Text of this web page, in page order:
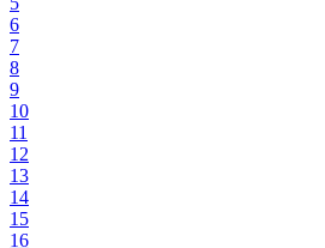
6
7
8
9
10
11
12
13
14
15
16